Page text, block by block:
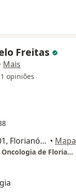
Freitas
· Mais
opiniões
Rodovia José Carlos Daux, 401, Florianópolis • Mapa
CEOF - Centro Especializado de Oncologia de Florianópolis